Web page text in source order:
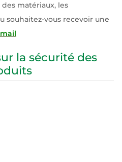
matériaux, les
souhaitez-vous recevoir une
la sécurité des